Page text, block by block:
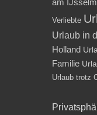
Verliebte
Urlaub in
Holland
Familie
Urlaub trotz